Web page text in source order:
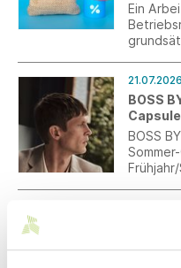
Ein
über
21.07.2026
BOSS
Capsule
BOSS
Start-